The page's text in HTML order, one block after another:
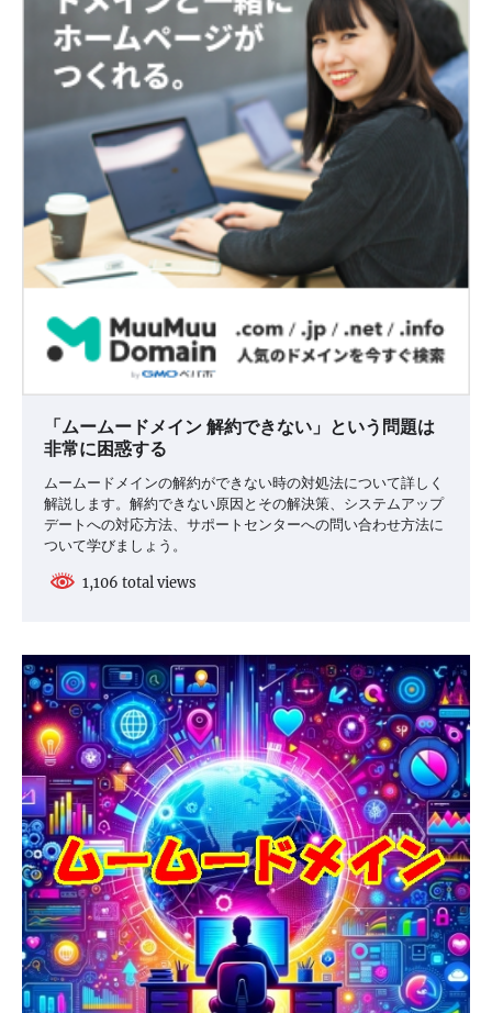
「ムームードメイン 解約できない」という問題は
非常に困惑する
ムームードメインの解約ができない時の対処法について詳しく
解説します。解約できない原因とその解決策、システムアップ
デートへの対応方法、サポートセンターへの問い合わせ方法に
ついて学びましょう。
1,106 total views